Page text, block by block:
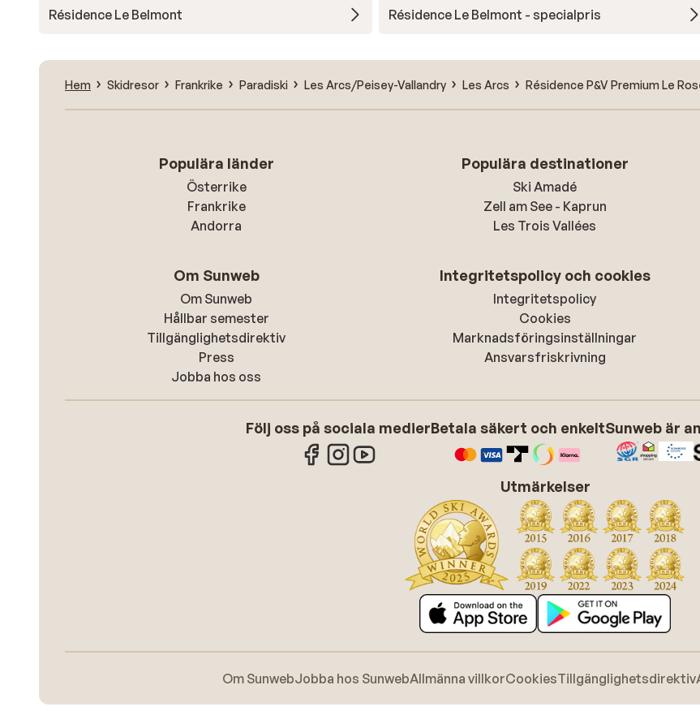
Résidence Le Belmont Résidence Le Belmont - specialpris
Hem Skidresor Frankrike Paradiski Les Arcs/Peisey-Vallandry Les Arcs Résidence P&V Premium Le
Populära länder
Österrike
Frankrike
Andorra
Populära destinationer
Ski Amadé
Zell am See - Kaprun
Les Trois Vallées
Om Sunweb
Om Sunweb
Hållbar semester
Tillgänglighetsdirektiv
Press
Jobba hos oss
Integritetspolicy och cookies
Integritetspolicy
Cookies
Marknadsföringsinställningar
Ansvarsfriskrivning
Följ oss på sociala medierBetala säkert och enkeltSunweb är
Utmärkelser
Om SunwebJobba hos SunwebAllmänna villkorCookiesTillgänglighetsdirektiv